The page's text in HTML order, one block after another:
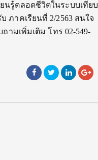
นรู้ตลอดชีวิตในระบบเทียบ
ภาคเรียนที่ 2/2563 สนใจ
ถามเพิ่มเติม โทร 02-549-